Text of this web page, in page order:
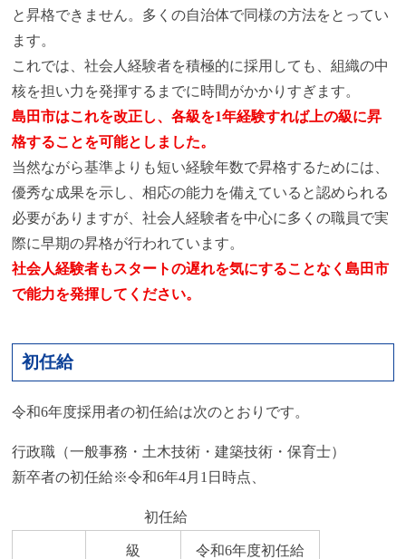
と昇格できません。多くの自治体で同様の方法をとってい
ます。
これでは、社会人経験者を積極的に採用しても、組織の中
核を担い力を発揮するまでに時間がかかりすぎます。
島田市はこれを改正し、各級を1年経験すれば上の級に昇
格することを可能としました。
当然ながら基準よりも短い経験年数で昇格するためには、
優秀な成果を示し、相応の能力を備えていると認められる
必要がありますが、社会人経験者を中心に多くの職員で実
際に早期の昇格が行われています。
社会人経験者もスタートの遅れを気にすることなく島田市
で能力を発揮してください。
初任給
令和6年度採用者の初任給は次のとおりです。
行政職（一般事務・土木技術・建築技術・保育士）
新卒者の初任給※令和6年4月1日時点、
初任給
級 令和6年度初任給